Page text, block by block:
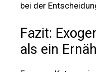
bei der
Fazit:
als ein